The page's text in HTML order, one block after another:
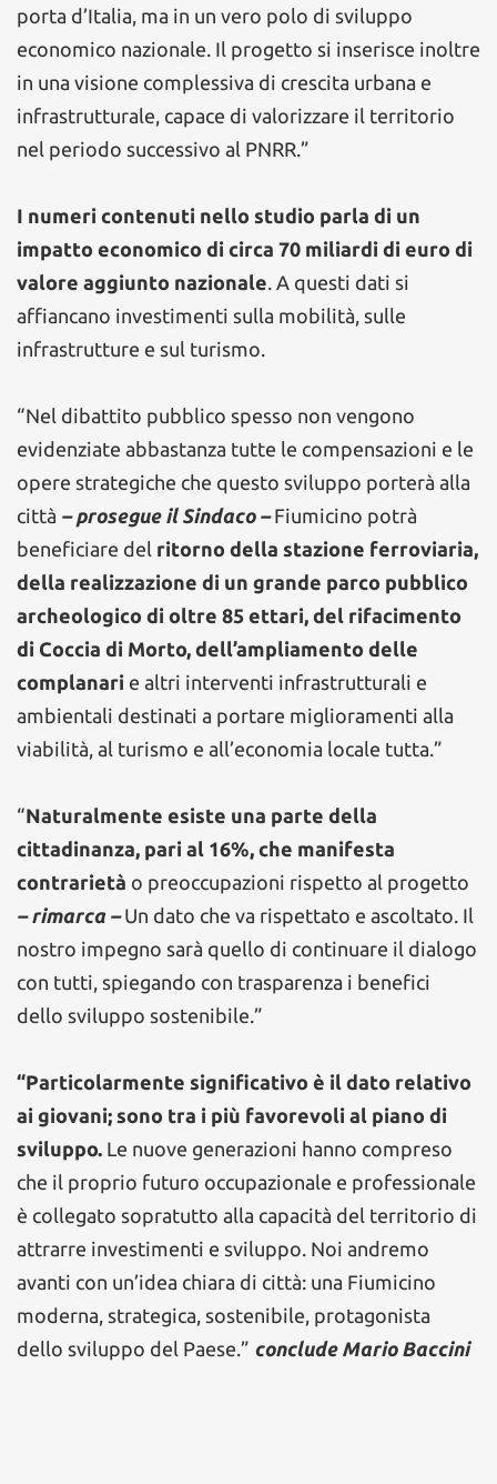
porta d’Italia, ma in un vero polo di sviluppo
economico nazionale. Il progetto si inserisce inoltre
in una visione complessiva di crescita urbana e
infrastrutturale, capace di valorizzare il territorio
nel periodo successivo al PNRR.”
I numeri contenuti nello studio parla di un
impatto economico di circa 70 miliardi di euro di
valore aggiunto nazionale. A questi dati si
affiancano investimenti sulla mobilità, sulle
infrastrutture e sul turismo.
“Nel dibattito pubblico spesso non vengono
evidenziate abbastanza tutte le compensazioni e le
opere strategiche che questo sviluppo porterà alla
città – prosegue il Sindaco – Fiumicino potrà
beneficiare del ritorno della stazione ferroviaria,
della realizzazione di un grande parco pubblico
archeologico di oltre 85 ettari, del rifacimento
di Coccia di Morto, dell’ampliamento delle
complanari e altri interventi infrastrutturali e
ambientali destinati a portare miglioramenti alla
viabilità, al turismo e all’economia locale tutta.”
“Naturalmente esiste una parte della
cittadinanza, pari al 16%, che manifesta
contrarietà o preoccupazioni rispetto al progetto
– rimarca –Un dato che va rispettato e ascoltato. Il
nostro impegno sarà quello di continuare il dialogo
con tutti, spiegando con trasparenza i benefici
dello sviluppo sostenibile.”
“Particolarmente significativo è il dato relativo
ai giovani; sono tra i più favorevoli al piano di
sviluppo. Le nuove generazioni hanno compreso
che il proprio futuro occupazionale e professionale
è collegato sopratutto alla capacità del territorio di
attrarre investimenti e sviluppo. Noi andremo
avanti con un’idea chiara di città: una Fiumicino
moderna, strategica, sostenibile, protagonista
dello sviluppo del Paese.” conclude Mario Baccini